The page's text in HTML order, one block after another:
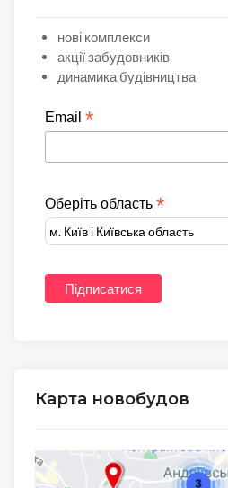
нові комплекси
акції забудовників
динамика будівництва
Email *
Оберіть область *
Карта новобудов